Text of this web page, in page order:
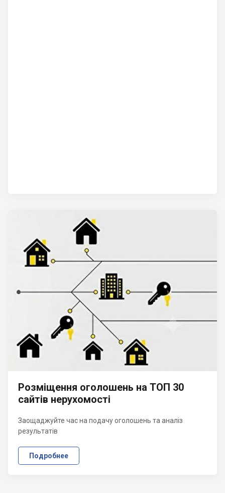
Розміщення оголошень на ТОП 30
сайтів нерухомості
Заощаджуйте час на подачу оголошень та аналіз
результатів
Подробнее